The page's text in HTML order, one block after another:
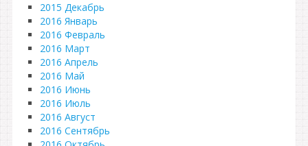
2015 Декабрь
2016 Январь
2016 Февраль
2016 Март
2016 Апрель
2016 Май
2016 Июнь
2016 Июль
2016 Август
2016 Сентябрь